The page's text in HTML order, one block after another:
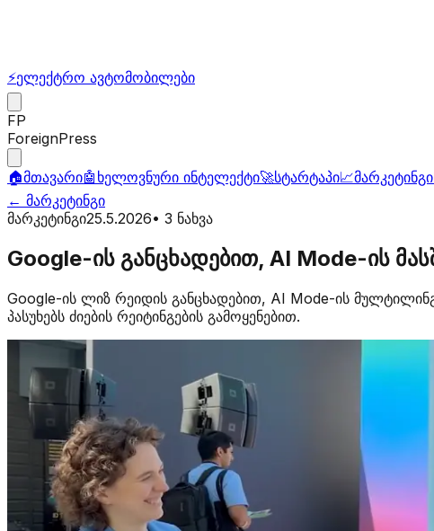
⚡ელექტრო ავტომობილები
FP
ForeignPress
🏠მთავარი🤖 ხელოვნური ინტელექტი🚀სტარტაპი📈მარკეტინგი
← მარკეტინგი
მარკეტინგი25.5.2026• 3 ნახვა
Google-ის განცხადებით, AI Mode-ის
Google-ის ლიზ რეიდის განცხადებით, AI Mode-ის
პასუხებს ძიების რეიტინგების გამოყენებით.